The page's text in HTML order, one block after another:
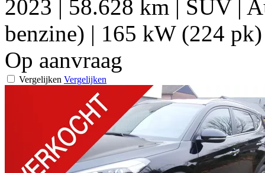
2023 | 58.628 km | SUV|
benzine) | 165 kW (224 pk)
Op aanvraag
Vergelijken Vergelijken